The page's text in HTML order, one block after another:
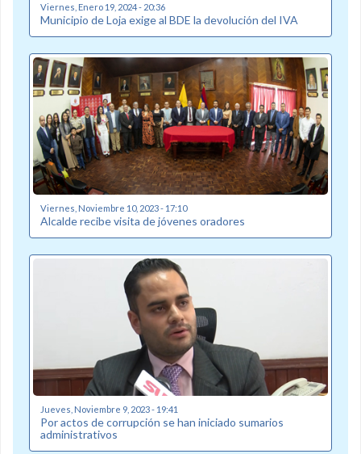
Viernes, Enero 19, 2024 - 20:36
Municipio de Loja exige al BDE la devolución del IVA
Viernes, Noviembre 10, 2023 - 17:10
Alcalde recibe visita de jóvenes oradores
Jueves, Noviembre 9, 2023 - 19:41
Por actos de corrupción se han iniciado sumarios
administrativos